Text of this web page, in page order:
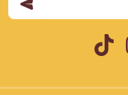
Instagram
TikTok